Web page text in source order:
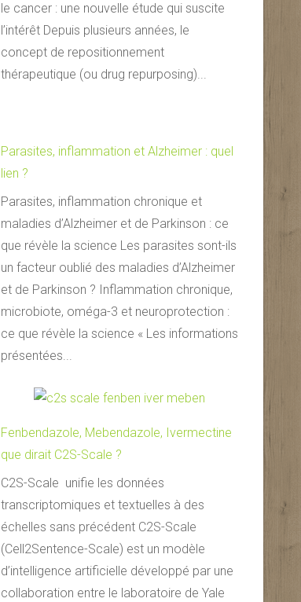
le cancer : une nouvelle étude qui suscite
l’intérêt Depuis plusieurs années, le
concept de repositionnement
thérapeutique (ou drug repurposing)...
Parasites, inflammation et Alzheimer : quel
lien ?
Parasites, inflammation chronique et
maladies d’Alzheimer et de Parkinson : ce
que révèle la science Les parasites sont-ils
un facteur oublié des maladies d’Alzheimer
et de Parkinson ? Inflammation chronique,
microbiote, oméga-3 et neuroprotection :
ce que révèle la science « Les informations
présentées...
Fenbendazole, Mebendazole, Ivermectine
que dirait C2S-Scale ?
C2S-Scale unifie les données
transcriptomiques et textuelles à des
échelles sans précédent C2S-Scale
(Cell2Sentence-Scale) est un modèle
d’intelligence artificielle développé par une
collaboration entre le laboratoire de Yale